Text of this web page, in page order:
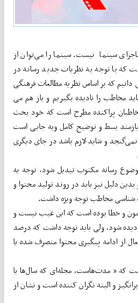
سینما نیست. سینما را می‌توان از
که با توجه به نظریات جدید رسانه در
که بر اساس نظریه مطالعات فرهنگی
مخاطب را نادیده بگیریم و باز هم می
پراکنده مطرح است که خود بحث
بسط و توضیح کامل وبه جایی است
و شاید لازم باشد در جای دیگری
رسانه مکتوب تبدیل شود، توجه به
دلیل نیز باید در روند تولید محتوا و
شناسی مخاطب توجه ویژه داشت.
و خطا بوده است که این عیب نیست و
دیده شود، ولی باید توجه داشت که درصد
از ادامه پیگیری محتوا منصرف شده یا
که « مدت‌هاست، مجله‌ای که سال‌ها با
و البته نگران کننده است و نشان از